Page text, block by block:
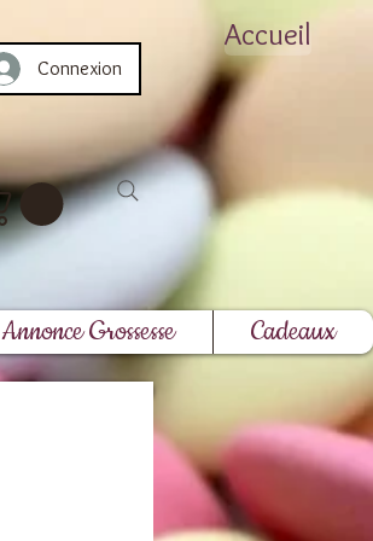
Connexion
Accueil
Annonce Grossesse Cadeaux